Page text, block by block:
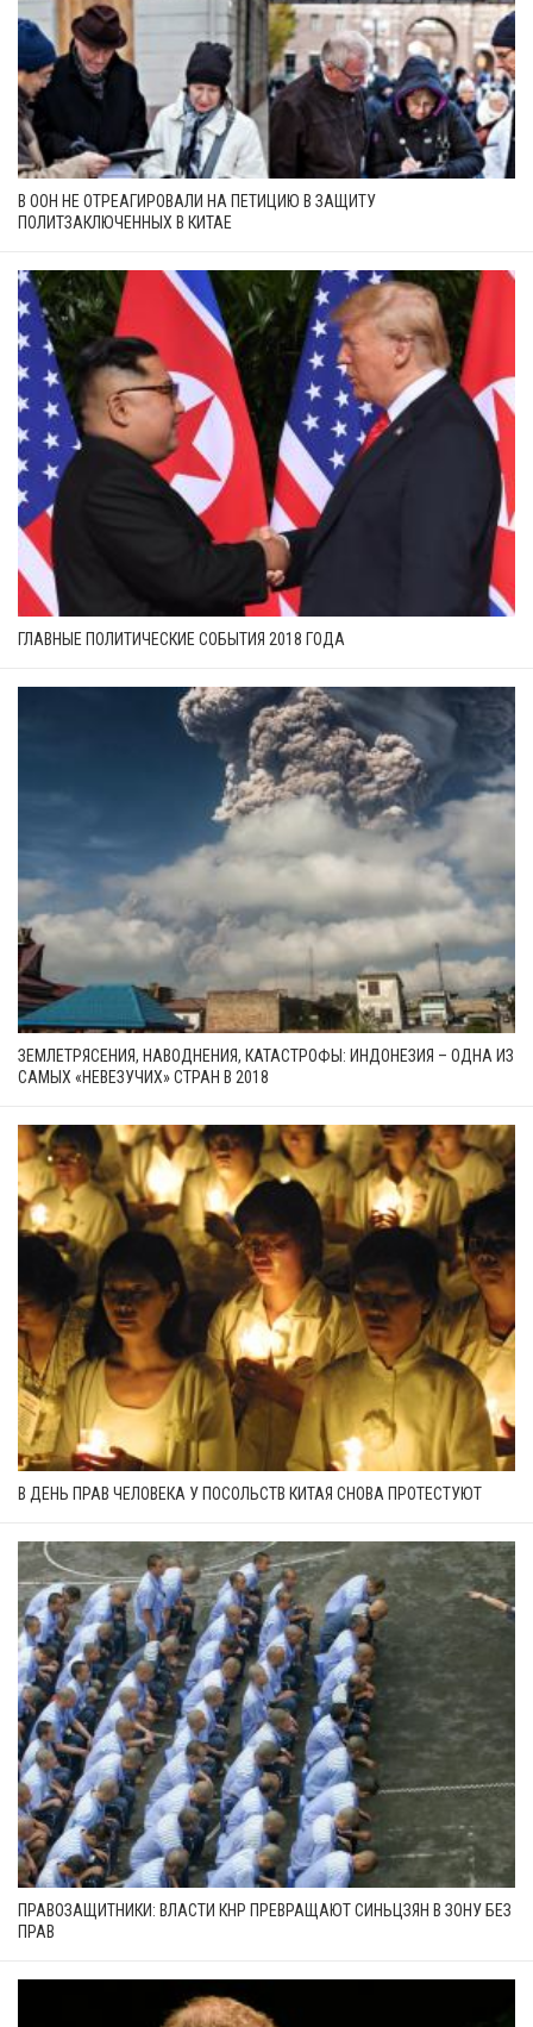
В ООН НЕ ОТРЕАГИРОВАЛИ НА ПЕТИЦИЮ В ЗАЩИТУ
ПОЛИТЗАКЛЮЧЕННЫХ В КИТАЕ
ГЛАВНЫЕ ПОЛИТИЧЕСКИЕ СОБЫТИЯ 2018 ГОДА
ЗЕМЛЕТРЯСЕНИЯ, НАВОДНЕНИЯ, КАТАСТРОФЫ: ИНДОНЕЗИЯ – ОДНА ИЗ
САМЫХ «НЕВЕЗУЧИХ» СТРАН В 2018
В ДЕНЬ ПРАВ ЧЕЛОВЕКА У ПОСОЛЬСТВ КИТАЯ СНОВА ПРОТЕСТУЮТ
ПРАВОЗАЩИТНИКИ: ВЛАСТИ КНР ПРЕВРАЩАЮТ СИНЬЦЗЯН В ЗОНУ БЕЗ
ПРАВ